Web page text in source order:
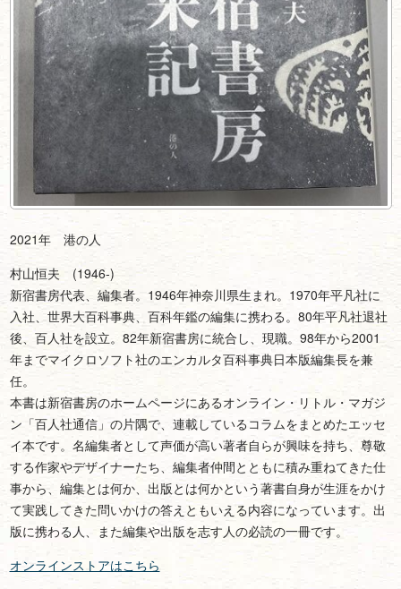
2021年 港の人
村山恒夫 (1946-)
新宿書房代表、編集者。1946年神奈川県生まれ。1970年平凡社に
入社、世界大百科事典、百科年鑑の編集に携わる。80年平凡社退社
後、百人社を設立。82年新宿書房に統合し、現職。98年から2001
年までマイクロソフト社のエンカルタ百科事典日本版編集長を兼
任。
本書は新宿書房のホームページにあるオンライン・リトル・マガジ
ン「百人社通信」の片隅で、連載しているコラムをまとめたエッセ
イ本です。名編集者として声価が高い著者自らが興味を持ち、尊敬
する作家やデザイナーたち、編集者仲間とともに積み重ねてきた仕
事から、編集とは何か、出版とは何かという著書自身が生涯をかけ
て実践してきた問いかけの答えともいえる内容になっています。出
版に携わる人、また編集や出版を志す人の必読の一冊です。
オンラインストアはこちら